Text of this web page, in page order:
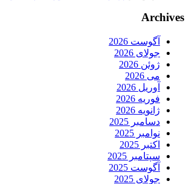
Archives
آگوست 2026
جولای 2026
ژوئن 2026
می 2026
آوریل 2026
فوریه 2026
ژانویه 2026
دسامبر 2025
نوامبر 2025
اکتبر 2025
سپتامبر 2025
آگوست 2025
جولای 2025